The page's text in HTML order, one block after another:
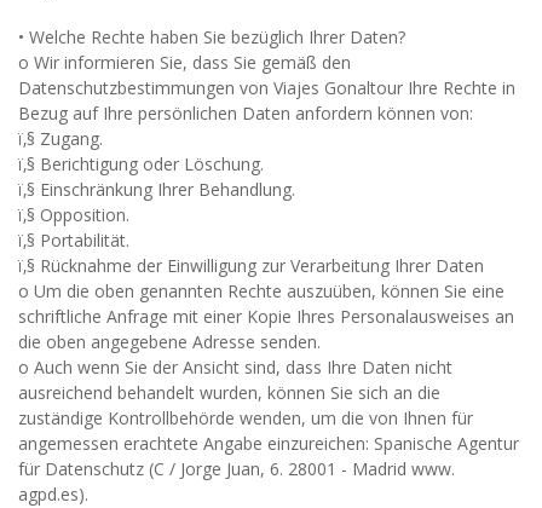
• Welche Rechte haben Sie bezüglich Ihrer Daten?
o Wir informieren Sie, dass Sie gemäß den
Datenschutzbestimmungen von Viajes Gonaltour Ihre Rechte in
Bezug auf Ihre persönlichen Daten anfordern können von:
ï‚§ Zugang.
ï‚§ Berichtigung oder Löschung.
ï‚§ Einschränkung Ihrer Behandlung.
ï‚§ Opposition.
ï‚§ Portabilität.
ï‚§ Rücknahme der Einwilligung zur Verarbeitung Ihrer Daten
o Um die oben genannten Rechte auszuüben, können Sie eine
schriftliche Anfrage mit einer Kopie Ihres Personalausweises an
die oben angegebene Adresse senden.
o Auch wenn Sie der Ansicht sind, dass Ihre Daten nicht
ausreichend behandelt wurden, können Sie sich an die
zuständige Kontrollbehörde wenden, um die von Ihnen für
angemessen erachtete Angabe einzureichen: Spanische Agentur
für Datenschutz (C / Jorge Juan, 6. 28001 - Madrid www.
agpd.es).